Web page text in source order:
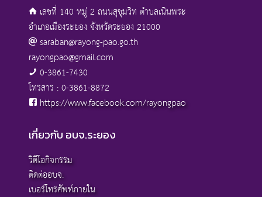
เลขที่ 140 หมู่ 2 ถนนสุขุมวิท ตำบลเนินพระ
อำเภอเมืองระยอง จังหวัดระยอง 21000
saraban@rayong-pao.go.th
rayongpao@gmail.com
0-3861-7430
โทรสาร : 0-3861-8872
https://www.facebook.com/rayongpao
เกี่ยวกับ อบจ.ระยอง
วิดีโอกิจกรรม
ติดต่ออบจ.
เบอร์โทรศัพท์ภายใน